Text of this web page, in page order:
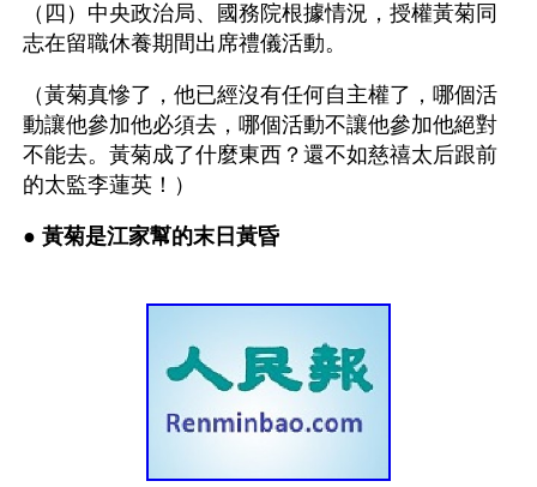
（四）中央政治局、國務院根據情況，授權黃菊同
志在留職休養期間出席禮儀活動。
（黃菊真慘了，他已經沒有任何自主權了，哪個活
動讓他參加他必須去，哪個活動不讓他參加他絕對
不能去。黃菊成了什麼東西？還不如慈禧太后跟前
的太監李蓮英！）
● 黃菊是江家幫的末日黃昏